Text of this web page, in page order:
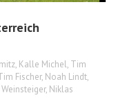
, Kalle Michel, Tim
Fischer, Noah Lindt,
, Niklas